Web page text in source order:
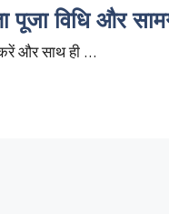
विधि और
और साथ ही …